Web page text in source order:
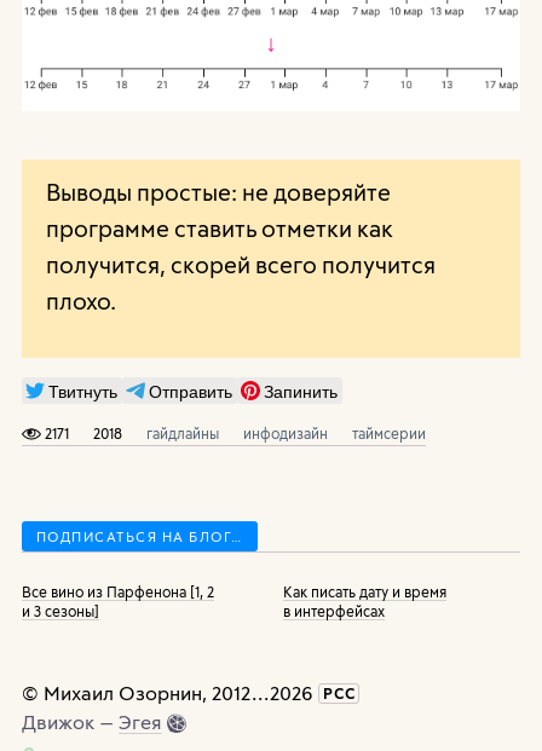
Выводы простые: не доверяйте
программе ставить отметки как
получится, скорей всего получится
плохо.
Твитнуть Отправить Запинить
2171 2018 гайдлайны инфодизайн таймсерии
ПОДПИСАТЬСЯ НА БЛОГ…
Все вино из Парфенона [1, 2
и 3 сезоны]
Как писать дату и время
в интерфейсах
© Михаил Озорнин , 2012 2026 РСС
Движок — Эгея